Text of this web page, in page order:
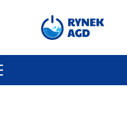
Menu
główne